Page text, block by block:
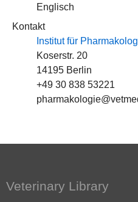
Englisch
Kontakt
Institut für
Koserstr. 20
14195 Berlin
+49 30 838 53221
Veterinary Library